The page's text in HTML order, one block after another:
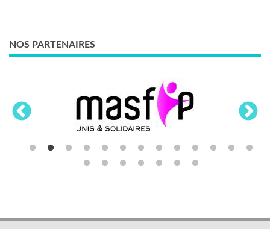
NOS PARTENAIRES